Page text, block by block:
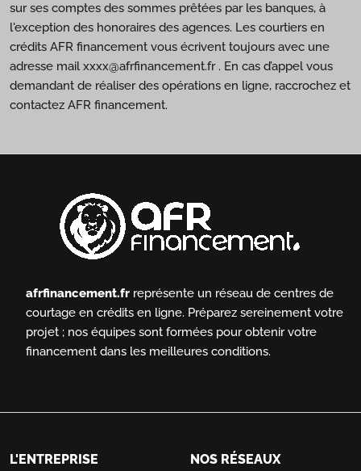
sur ses comptes des sommes prêtées par les banques, à
l'exception des honoraires des agences. Les courtiers en
crédits AFR financement vous écrivent toujours avec une
adresse mail xxxx@afrfinancement.fr . En cas d’appel vous
demandant de réaliser des opérations en ligne, raccrochez et
contactez AFR financement.
afrfinancement.fr représente un réseau de centres de
courtage en crédits en ligne. Préparez sereinement votre
projet ; nos équipes sont formées pour obtenir votre
financement dans les meilleures conditions.
L'ENTREPRISE NOS RÉSEAUX